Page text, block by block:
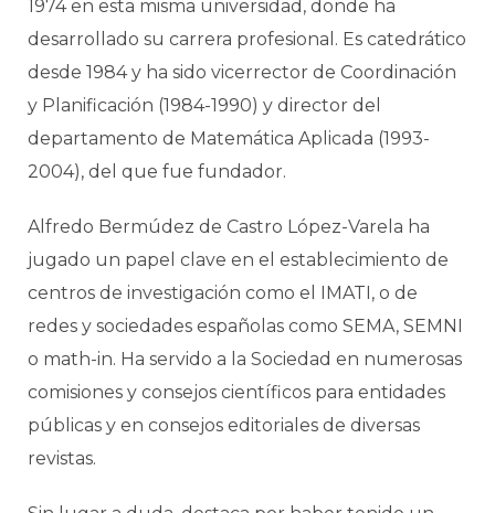
1974 en esta misma universidad, donde ha
desarrollado su carrera profesional. Es catedrático
desde 1984 y ha sido vicerrector de Coordinación
y Planificación (1984-1990) y director del
departamento de Matemática Aplicada (1993-
2004), del que fue fundador.
Alfredo Bermúdez de Castro López-Varela ha
jugado un papel clave en el establecimiento de
centros de investigación como el IMATI, o de
redes y sociedades españolas como SEMA, SEMNI
o math-in. Ha servido a la Sociedad en numerosas
comisiones y consejos científicos para entidades
públicas y en consejos editoriales de diversas
revistas.